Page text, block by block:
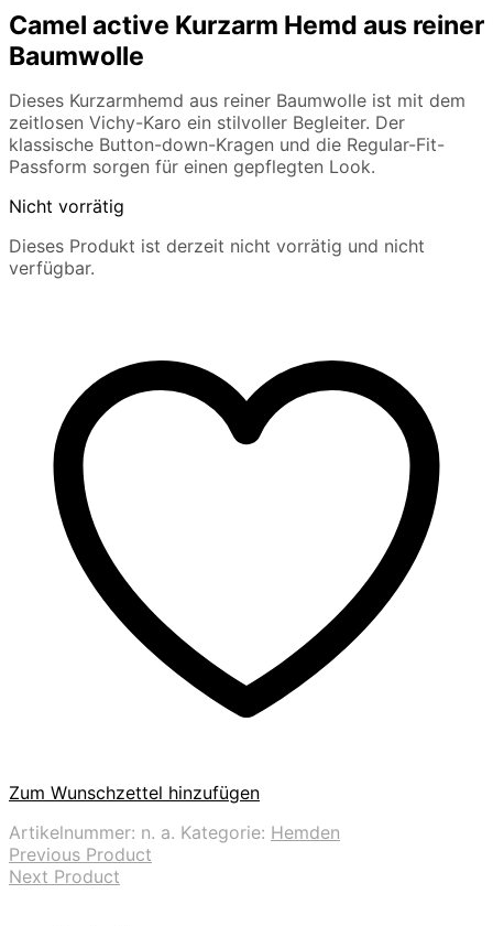
Camel active Kurzarm Hemd aus reiner
Baumwolle
Dieses Kurzarmhemd aus reiner Baumwolle ist mit dem
zeitlosen Vichy-Karo ein stilvoller Begleiter. Der
klassische Button-down-Kragen und die Regular-Fit-
Passform sorgen für einen gepflegten Look.
Nicht vorrätig
Dieses Produkt ist derzeit nicht vorrätig und nicht
verfügbar.
Zum Wunschzettel hinzufügen
Artikelnummer: n. a. Kategorie: Hemden
Previous Product
Next Product